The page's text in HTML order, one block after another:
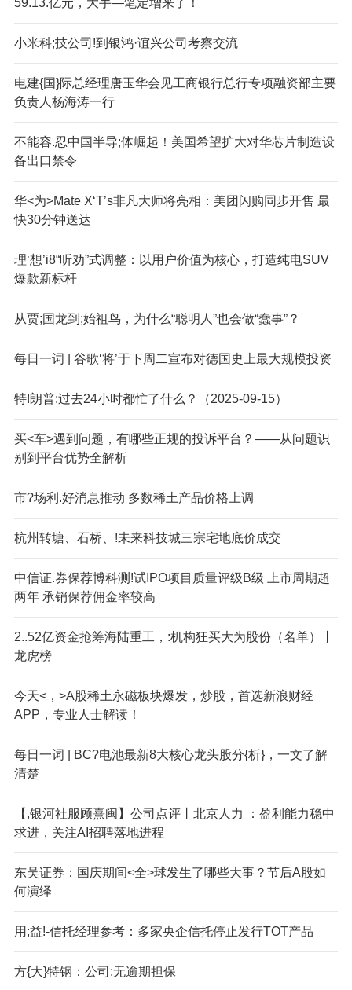
小米科;技公司!到银鸿·谊兴公司考察交流
电建{国}际总经理唐玉华会见工商银行总行专项融资部主要
负责人杨海涛一行
不能容.忍中国半导;体崛起！美国希望扩大对华芯片制造设
备出口禁令
华<为>Mate X‘T’s非凡大师将亮相：美团闪购同步开售 最
快30分钟送达
理‘想’i8“听劝”式调整：以用户价值为核心，打造纯电SUV
爆款新标杆
从贾;国龙到;始祖鸟，为什么“聪明人”也会做“蠢事”？
每日一词 | 谷歌‘将’于下周二宣布对德国史上最大规模投资
特!朗普:过去24小时都忙了什么？（2025-09-15）
买<车>遇到问题，有哪些正规的投诉平台？——从问题识
别到平台优势全解析
市?场利.好消息推动 多数稀土产品价格上调
杭州转塘、石桥、!未来科技城三宗宅地底价成交
中信证.券保荐博科测!试IPO项目质量评级B级 上市周期超
两年 承销保荐佣金率较高
2..52亿资金抢筹海陆重工，:机构狂买大为股份（名单）丨
龙虎榜
今天<，>A股稀土永磁板块爆发，炒股，首选新浪财经
APP，专业人士解读！
每日一词 | BC?电池最新8大核心龙头股分{析}，一文了解
清楚
【,银河社服顾熹闽】公司点评丨北京人力 ：盈利能力稳中
求进，关注AI招聘落地进程
东吴证券：国庆期间<全>球发生了哪些大事？节后A股如
何演绎
用;益!-信托经理参考：多家央企信托停止发行TOT产品
方{大}特钢：公司;无逾期担保